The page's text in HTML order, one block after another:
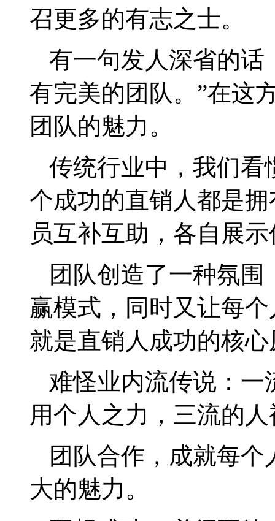
召更多的有志之士。
有一句发人深省的话
有完美的团队。 ”在这
团队的魅力。
传统行业中，我们看
个成功的直销人都是
员互补互助，各自展
团队创造了一种氛
赢模式，同时又让每
就是直销人成功的核
难怪业内流传说：一
用个人之力，三流的
团队合作，成就每
大的魅力。